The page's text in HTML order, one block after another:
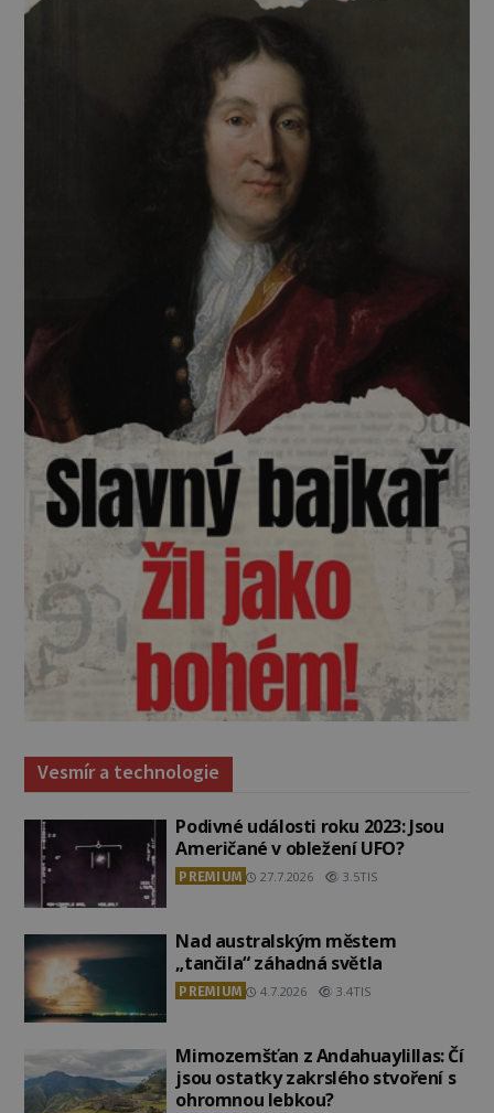
Vesmír a technologie
Podivné události roku 2023: Jsou
Američané v obležení UFO?
PREMIUM 27.7.2026 3.5TIS
Nad australským městem
„tančila“ záhadná světla
PREMIUM 4.7.2026 3.4TIS
Mimozemšťan z Andahuaylillas: Čí
jsou ostatky zakrslého stvoření s
ohromnou lebkou?